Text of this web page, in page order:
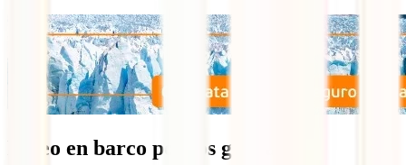
Paseo en barco por los glaciares